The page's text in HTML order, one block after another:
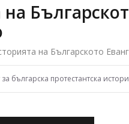
на Българското
за българска протестантска